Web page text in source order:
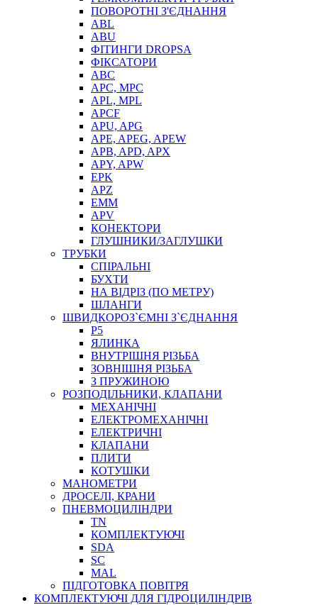
ПОВОРОТНІ З'ЄДНАННЯ
ABL
ABU
ФІТИНГИ DROPSA
ФІКСАТОРИ
ABC
APC, MPC
APL, MPL
APCF
APU, APG
APE, APEG, APEW
APB, APD, APX
APY, APW
EPK
APZ
EMM
APV
КОНЕКТОРИ
ГЛУШНИКИ/ЗАГЛУШКИ
ТРУБКИ
СПІРАЛЬНІ
БУХТИ
НА ВІДРІЗ (ПО МЕТРУ)
ШЛАНГИ
ШВИДКОРОЗ`ЄМНІ З`ЄДНАННЯ
P5
ЯЛИНКА
ВНУТРІШНЯ РІЗЬБА
ЗОВНІШНЯ РІЗЬБА
З ПРУЖИНОЮ
РОЗПОДІЛЬНИКИ, КЛАПАНИ
МЕХАНІЧНІ
ЕЛЕКТРОМЕХАНІЧНІ
ЕЛЕКТРИЧНІ
КЛАПАНИ
ПЛИТИ
КОТУШКИ
МАНОМЕТРИ
ДРОСЕЛІ, КРАНИ
ПНЕВМОЦИЛІНДРИ
TN
КОМПЛЕКТУЮЧІ
SDA
SC
MAL
ПІДГОТОВКА ПОВІТРЯ
КОМПЛЕКТУЮЧІ ДЛЯ ГІДРОЦИЛІНДРІВ